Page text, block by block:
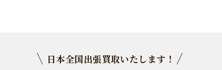
日本全国出張買取いたします！